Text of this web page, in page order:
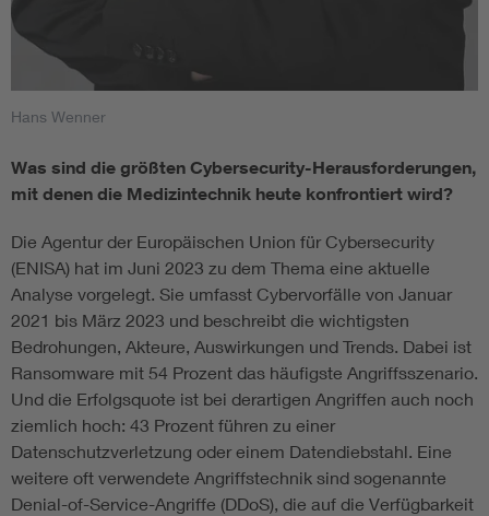
Hans Wenner
Was sind die größten Cybersecurity-Herausforderungen,
mit denen die Medizintechnik heute konfrontiert wird?
Die Agentur der Europäischen Union für Cybersecurity
(ENISA) hat im Juni 2023 zu dem Thema eine aktuelle
Analyse vorgelegt. Sie umfasst Cybervorfälle von Januar
2021 bis März 2023 und beschreibt die wichtigsten
Bedrohungen, Akteure, Auswirkungen und Trends. Dabei ist
Ransomware mit 54 Prozent das häufigste Angriffsszenario.
Und die Erfolgsquote ist bei derartigen Angriffen auch noch
ziemlich hoch: 43 Prozent führen zu einer
Datenschutzverletzung oder einem Datendiebstahl. Eine
weitere oft verwendete Angriffstechnik sind sogenannte
Denial-of-Service-Angriffe (DDoS), die auf die Verfügbarkeit